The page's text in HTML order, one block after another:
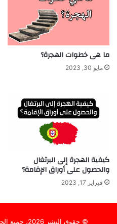
ما هى خطوات الهجرة؟
مايو 30, 2023
كيفية الهجرة إلى البرتغال
والحصول على أوراق الإقامة؟
فبراير 17, 2023
© حقوق النشر 2026، جميع الحقوق محفوظة |